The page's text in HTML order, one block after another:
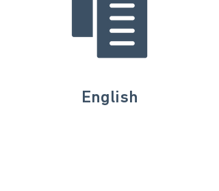
English